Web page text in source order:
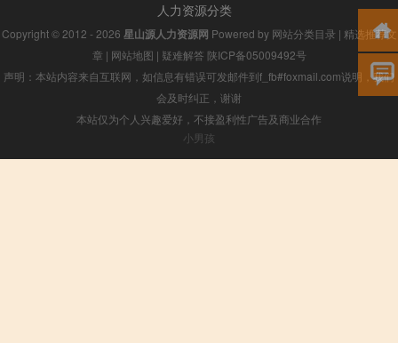
人力资源分类
Copyright © 2012 - 2026 星山源人力资源网 Powered by 网站分类目录 | 精选推荐文
章 | 网站地图 | 疑难解答 陕ICP备05009492号
声明：本站内容来自互联网，如信息有错误可发邮件到f_fb#foxmail.com说明，我们
会及时纠正，谢谢
本站仅为个人兴趣爱好，不接盈利性广告及商业合作
小男孩